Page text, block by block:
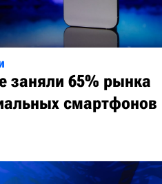
заняли 65% рынка
смартфонов